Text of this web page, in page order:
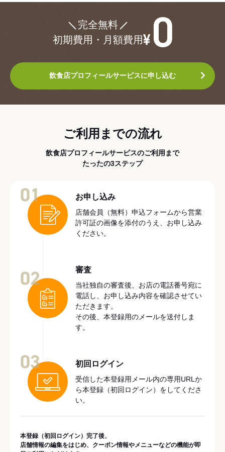
完全無料
初期費用・月額費用
飲食店プロフィールサービスに申し込む
ご利用までの流れ
飲食店プロフィールサービスのご利用まで
たったの3ステップ
お申し込み
店舗会員（無料）申込フォームから営業
許可証の画像を添付のうえ、お申し込み
ください。
審査
当社独自の審査後、お店の電話番号宛に
電話し、お申し込み内容を確認させてい
ただきます。
その後、本登録用のメールを送付しま
す。
初回ログイン
受信した本登録用メール内の専用URLか
ら本登録（初回ログイン）をしてくださ
い。
本登録（初回ログイン）完了後、
店舗情報の編集をはじめ、クーポン情報やメニューなどの機能が即